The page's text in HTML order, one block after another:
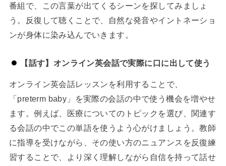
番組で、この言葉が出てくるシーンを探してみましょ
う。反復して聴くことで、自然な発音やイントネーショ
ンが身体に染み込んでいきます。
【話す】オンライン英会話で実際に口に出して使う
オンライン英会話レッスンを利用することで、
「preterm baby」を実際の会話の中で使う機会を増やせ
ます。例えば、医療についてのトピックを選び、関連す
る会話の中でこの単語を使うよう心がけましょう。教師
に指導を受けながら、その使い方のニュアンスを反復練
習することで、より深く理解しながら自信を持って話せ